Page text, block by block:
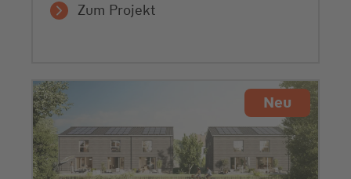
Zum Projekt
Neu